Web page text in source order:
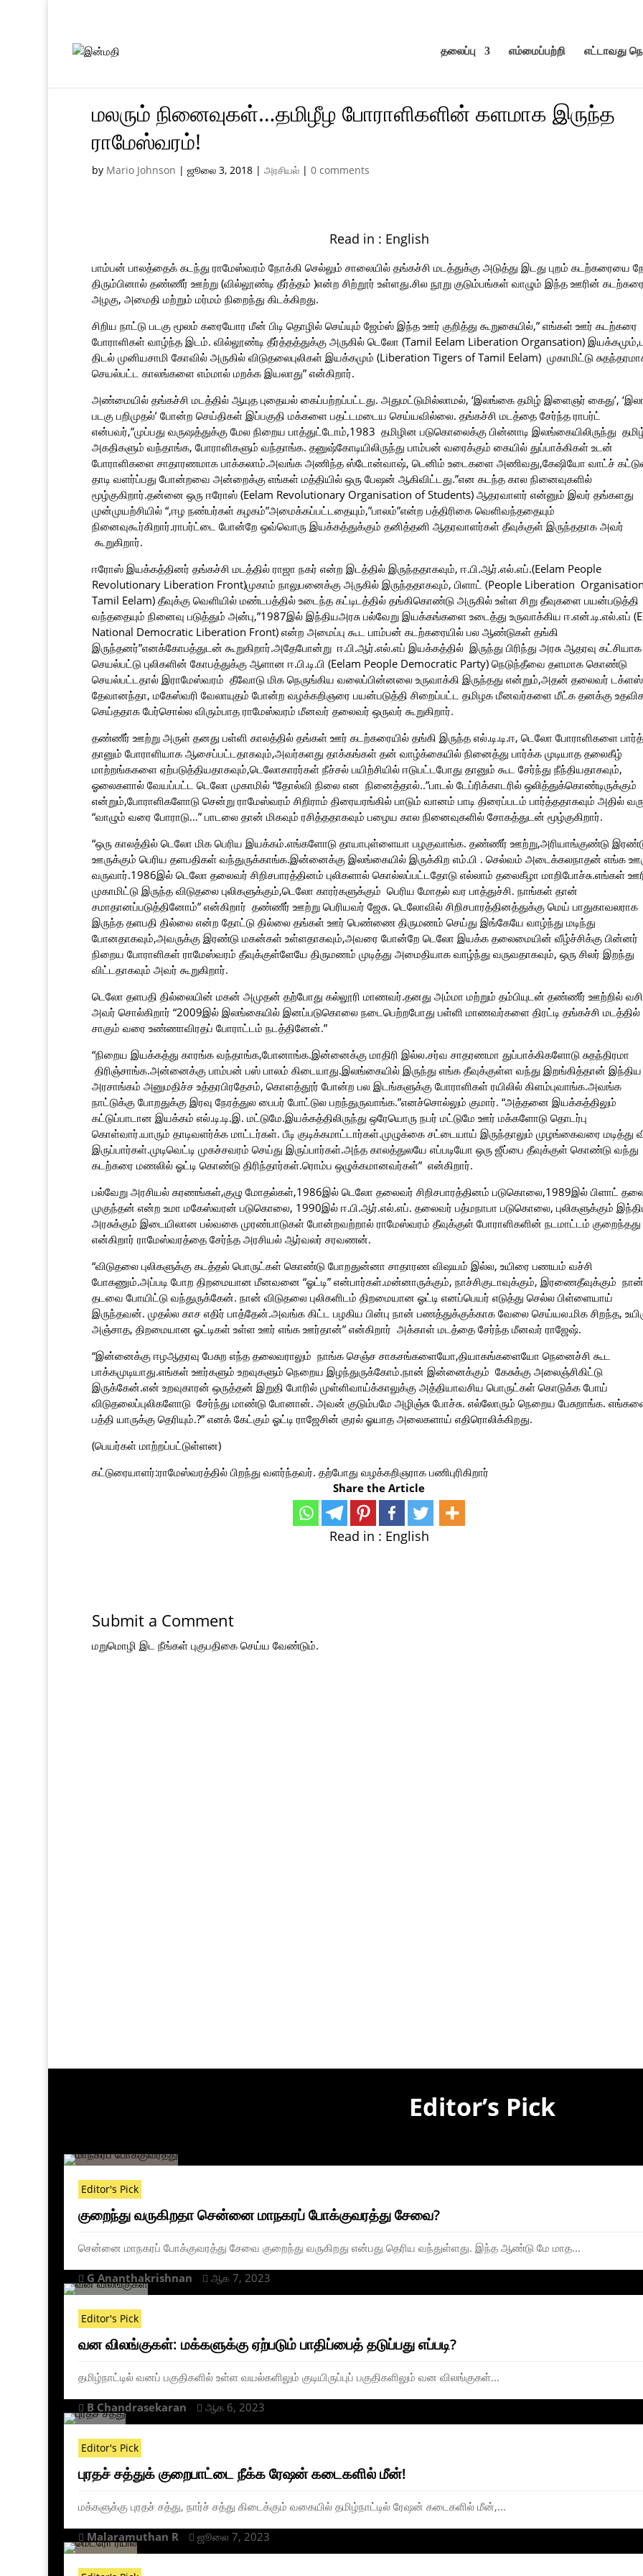
தலைப்பு எம்மைப்பற்றி எட்டாவது
மலரும் நினைவுகள்…தமிழீழ போராளிகளின் களமாக இருந்த
ராமேஸ்வரம்!
by Mario Johnson | ஜூலை 3, 2018| அரசியல்| 0 comments
Read in : English
பாம்பன் பாலத்தைக் கடந்து ராமேஸ்வரம் நோக்கி செல்லும் சாலையில் தங்கச்சி மடத்துக்கு அடுத்து இடது புறம் கடற்கரையை
திரும்பினால் தண்ணீர் ஊற்று (வில்லூண்டி தீர்த்தம் )என்ற சிற்றூர் உள்ளது.சில நூறு குடும்பங்கள் வாழும் இந்த ஊரின் கடற்கரை
அழகு, அமைதி மற்றும் மர்மம் நிறைந்து கிடக்கிறது.
சிறிய நாட்டு படகு மூலம் கரையோர மீன் பிடி தொழில் செய்யும் ஜேம்ஸ் இந்த ஊர் குறித்து கூறுகையில்,” எங்கள் ஊர் கடற்கரை
போராளிகள் வாழ்ந்த இடம். வில்லூண்டி தீர்த்தத்துக்கு அருகில் டெலோ (Tamil Eelam Liberation Organsation)
திடல் முனியசாமி கோவில் அருகில் விடுதலைபுலிகள் இயக்கமும் (Liberation Tigers of Tamil Eelam) முகாமிட்டு
செயல்பட்ட காலங்களை எம்மால் மறக்க இயலாது” என்கிறார்.
அண்மையில் தங்கச்சி மடத்தில் ஆயுத புதையல் கைப்பற்றப்பட்டது. அதுமட்டுமில்லாமல், ‘இலங்கை தமிழ் இளைஞர் கைது’,
படகு பறிமுதல்’ போன்ற செய்திகள் இப்பகுதி மக்களை பதட்டமடைய செய்யவில்லை. தங்கச்சி மடத்தை சேர்ந்த ராபர்ட்
என்பவர்,”முப்பது வருஷத்துக்கு மேல நிறைய பாத்துட்டோம்,1983 தமிழின படுகொலைக்கு பின்னாடி இலங்கையிலிருந்து
அகதிகளும் வந்தாங்க, போராளிகளும் வந்தாங்க. தனுஷ்கோடியிலிருந்து பாம்பன் வரைக்கும் கையில் துப்பாக்கிகள் உடன்
போராளிகளை சாதாரணமாக பாக்கலாம்.அவங்க அணிந்த ஸ்டோன்வாஷ், டெனிம் உடைகளை அணிவது,கேஷியோ வாட்ச்
தாடி வளர்ப்பது போன்றவை அன்றைக்கு எங்கள் மத்தியில் ஒரு பேஷன் ஆகிவிட்டது.”என கடந்த கால நினைவுகளில்
மூழ்குகிறார்.தன்னை ஒரு ஈரோஸ் (Eelam Revolutionary Organisation of Students) ஆதரவாளர் என்னும் இவர் தங்களது
முன்முயற்சியில் “,ஈழ நண்பர்கள் கழகம்”அமைக்கப்பட்டதையும்,”பாலம்”என்ற பத்திரிகை வெளிவந்ததையும்
நினைவுகூர்கிறார்.ராபர்ட்டை போன்றே ஒவ்வொரு இயக்கத்துக்கும் தனித்தனி ஆதரவாளர்கள் தீவுக்குள் இருந்ததாக அவர்
கூறுகிறார்.
ஈரோஸ் இயக்கத்தினர் தங்கச்சி மடத்தில் ராஜா நகர் என்ற இடத்தில் இருந்ததாகவும், ஈ.பி.ஆர்.எல்.எப்.(Eelam People
Revolutionary Liberation Front)முகாம் நாலுபனைக்கு அருகில் இருந்ததாகவும், பிளாட் (People Liberation
Tamil Eelam) தீவுக்கு வெளியில் மண்டபத்தில் உடைந்த கட்டிடத்தில் தங்கிகொண்டு அருகில் உள்ள சிறு தீவுகளை பயன்படுத்தி
வந்ததையும் நினைவு படுத்தும் அன்பு,”1987இல் இந்தியஅரசு பல்வேறு இயக்கங்களை உடைத்து உருவாக்கிய ஈ.என்.டி.எல்.எப்
National Democratic Liberation Front) என்ற அமைப்பு கூட பாம்பன் கடற்கரையில் பல ஆண்டுகள் தங்கி
இருந்தனர்”எனக்கோபத்துடன் கூறுகிறார்.அதேபோன்று ஈ.பி.ஆர்.எல்.எப் இயக்கத்தில் இருந்து பிரிந்து அரசு ஆதரவு கட்சியாக
செயல்பட்டு புலிகளின் கோபத்துக்கு ஆளான ஈ.பி.டி.பி (Eelam People Democratic Party) நெடுந்தீவை தளமாக கொண்டு
செயல்பட்டதால் இராமேஸ்வரம் தீவோடு மிக நெருங்கிய வலைப்பின்னலை உருவாக்கி இருந்தது என்றும்,அதன் தலைவர் டக்ளஸ்
தேவானந்தா, மகேஸ்வரி வேலாயுதம் போன்ற வழக்கறிஞரை பயன்படுத்தி சிறைப்பட்ட தமிழக மீனவர்களை மீட்க தனக்கு
செய்ததாக பேர்சொல்ல விரும்பாத ராமேஸ்வரம் மீனவர் தலைவர் ஒருவர் கூறுகிறார்.
தண்ணீர் ஊற்று அருள் தனது பள்ளி காலத்தில் தங்கள் ஊர் கடற்கரையில் தங்கி இருந்த எல்.டி.டி.ஈ, டெலோ போராளிகளை
தானும் போராளியாக ஆசைப்பட்டதாகவும்,அவர்களது தாக்கங்கள் தன் வாழ்க்கையில் நினைத்து பார்க்க முடியாத தலைகீழ்
மாற்றங்ககளை ஏற்படுத்தியதாகவும்,டெலோகாரர்கள்நீச்சல் பயிற்சியில் ஈடுபட்டபோது தானும் கூட சேர்ந்து நீந்தியதாகவும்,
ஓலைகளால் வேயப்பட்ட டெலோ முகாமில் “தோல்வி நிலை என நினைத்தால்..”பாடல் டேப்ரிக்காடரில் ஒலித்துக்கொண்டிருக்கும்
என்றும்,போராளிகளோடு சென்று ராமேஸ்வரம் சிறிராம் திரையரங்கில் பாடும் வானம் பாடி திரைப்படம் பார்த்ததாகவும் அதில்
“வாழும் வரை போராடு…” பாடலை தான் மிகவும் ரசித்ததாகவும் பழைய கால நினைவுகளில் சோகத்துடன் மூழ்குகிறார்.
“ஒரு காலத்தில் டெலோ மிக பெரிய இயக்கம்.எங்களோடு தாயாபுள்ளையா பழகுவாங்க. தண்ணீர் ஊற்று,அரியாங்குண்டு
ஊருக்கும் பெரிய தளபதிகள் வந்துருக்காங்க.இன்னைக்கு இலங்கையில் இருக்கிற எம்.பி . செல்வம் அடைக்கலநாதன் எங்க
வருவார்.1986இல் டெலோ தலைவர் சிறிசபாரத்தினம் புலிகளால் கொல்லப்பட்டதோடு எல்லாம் தலைகீழா மாறிபோச்சு.எங்கள்
முகாமிட்டு இருந்த விடுதலை புலிகளுக்கும்,டெலோ காரர்களுக்கும் பெரிய மோதல் வர பாத்துச்சி. நாங்கள் தான்
சமாதானப்படுத்தினோம்” என்கிறார் தண்ணீர் ஊற்று பெரியவர் ஜேசு. டெலோவில் சிறிசபாரத்தினத்துக்கு மெய் பாதுகாவலராக
இருந்த தளபதி தில்லை என்ற தோட்டு தில்லை தங்கள் ஊர் பெண்ணை திருமணம் செய்து இங்கேயே வாழ்ந்து மடிந்து
போனதாகவும்,அவருக்கு இரண்டு மகன்கள் உள்ளதாகவும்,அவரை போன்றே டெலோ இயக்க தலைமையின் வீழ்ச்சிக்கு பின்னர்
நிறைய போராளிகள் ராமேஸ்வரம் தீவுக்குள்ளேயே திருமணம் முடித்து அமைதியாக வாழ்ந்து வருவதாகவும், ஒரு சிலர் இறந்து
விட்டதாகவும் அவர் கூறுகிறார்.
டெலோ தளபதி தில்லையின் மகன் அமுதன் தற்போது கல்லூரி மாணவர்.தனது அம்மா மற்றும் தம்பியுடன் தண்ணீர் ஊற்றில்
அவர் சொல்கிறார் “2009இல் இலங்கையில் இனப்படுகொலை நடைபெற்றபோது பள்ளி மாணவர்களை திரட்டி தங்கச்சி மடத்தில்
சாகும் வரை உண்ணாவிரதப் போராட்டம் நடத்தினேன்.”
“நிறைய இயக்கத்து காரங்க வந்தாங்க,போனாங்க.இன்னைக்கு மாதிரி இல்ல.சர்வ சாதரணமா துப்பாக்கிகளோடு சுதந்திரமா
திரிஞ்சாங்க.அன்னைக்கு பாம்பன் பஸ் பாலம் கிடையாது.இலங்கையில் இருந்து எங்க தீவுக்குள்ள வந்து இறங்கித்தான் இந்திய
அரசாங்கம் அனுமதிச்ச உத்தரபிரதேசம், கொளத்தூர் போன்ற பல இடங்களுக்கு போராளிகள் ரயிலில் கிளம்புவாங்க.அவங்க
நாட்டுக்கு போறதுக்கு இரவு நேரத்துல பைபர் போட்டுல பறந்துருவாங்க.”எனச்சொல்லும் குமார். “அத்தனை இயக்கத்திலும்
கட்டுப்பாடான இயக்கம் எல்.டி.டி.இ. மட்டுமே.இயக்கத்திலிருந்து ஒரேயொரு நபர் மட்டுமே ஊர் மக்களோடு தொடர்பு
கொள்வார்.யாரும் தாடிவளர்க்க மாட்டர்கள். பீடி குடிக்கமாட்டார்கள்.முழுக்கை சட்டையாய் இருந்தாலும் முழங்கைவரை மடித்து
இருப்பார்கள்.முடிவெட்டி முகச்சவரம் செய்து இருப்பார்கள்.அந்த காலத்துலயே எப்படியோ ஒரு ஜீப்பை தீவுக்குள் கொண்டு வந்து
கடற்கரை மணலில் ஓட்டி கொண்டு திரிந்தார்கள்.ரொம்ப ஒழுக்கமானவர்கள்” என்கிறார்.
பல்வேறு அரசியல் கரணங்கள்,குழு மோதல்கள்,1986இல் டெலோ தலைவர் சிறிசபாரத்தினம் படுகொலை,1989இல் பிளாட்
முகுந்தன் என்ற உமா மகேஸ்வரன் படுகொலை, 1990இல் ஈ.பி.ஆர்.எல்.எப். தலைவர் பத்மநாபா படுகொலை, புலிகளுக்கும்
அரசுக்கும் இடையிலான பல்வகை முரண்பாடுகள் போன்றவற்றால் ராமேஸ்வரம் தீவுக்குள் போராளிகளின் நடமாட்டம் குறைந்தது
என்கிறார் ராமேஸ்வரத்தை சேர்ந்த அரசியல் ஆர்வலர் சரவணன்.
“விடுதலை புலிகளுக்கு கடத்தல் பொருட்கள் கொண்டு போறதுன்னா சாதாரண விஷயம் இல்ல, உயிரை பணயம் வச்சி
போகணும்.அப்படி போற திறமையான மீனவனை “ஓட்டி” என்பார்கள்.மன்னாருக்கும், நாச்சிகுடாவுக்கும், இரணைதீவுக்கும்
தடவை போயிட்டு வந்துருக்கேன். நான் விடுதலை புலிகளிடம் திறமையான ஓட்டி எனப்பெயர் எடுத்து செல்ல பிள்ளையாய்
இருந்தவன். முதல்ல காச எதிர் பாத்தேன்.அவங்க கிட்ட பழகிய பின்பு நான் பணத்துக்குக்காக வேலை செய்யல.மிக சிறந்த,
அஞ்சாத, திறமையான ஓட்டிகள் உள்ள ஊர் எங்க ஊர்தான்” என்கிறார் அக்காள் மடத்தை சேர்ந்த மீனவர் ராஜேஷ்.
“இன்னைக்கு ஈழஆதரவு பேசுற எந்த தலைவராலும் நாங்க செஞ்ச சாகசங்களையோ,தியாகங்களையோ நெனைச்சி கூட
பாக்கமுடியாது.எங்கள் ஊர்களும் உறவுகளும் நெறைய இழந்துருக்கோம்.நான் இன்னைக்கும் கேசுக்கு அலைஞ்சிகிட்டு
இருக்கேன்.என் உறவுகாரன் ஒருத்தன் இறுதி போரில் முள்ளிவாய்க்காலுக்கு அத்தியாவசிய பொருட்கள் கொடுக்க போய்
விடுதலைப்புலிகளோடு சேர்ந்து மாண்டு போனான். அவன் குடும்பமே அழிஞ்சு போச்சு. எல்லோரும் நெறைய பேசுறாங்க.
பத்தி யாருக்கு தெரியும்.?” எனக் கேட்கும் ஓட்டி ராஜேசின் குரல் ஓயாத அலைகளாய் எதிரொலிக்கிறது.
(பெயர்கள் மாற்றப்பட்டுள்ளன)
கட்டுரையாளர்:ராமேஸ்வரத்தில் பிறந்து வளர்ந்தவர். தற்போது வழக்கறிஞராக பணிபுரிகிறார்
Share the Article
Read in : English
Submit a Comment
மறுமொழி இட நீங்கள் புகுபதிகைசெய்ய வேண்டும்.
Editor’s Pick
Editor's Pick
குறைந்து வருகிறதா சென்னை மாநகரப் போக்குவரத்து சேவை?
சென்னை மாநகரப் போக்குவரத்து சேவை குறைந்து வருகிறது என்பது தெரிய வந்துள்ளது. இந்த ஆண்டு மே மாத...
 G Ananthakrishnan  ஆக 7, 2023
Editor's Pick
வன விலங்குகள்: மக்களுக்கு ஏற்படும் பாதிப்பைத் தடுப்பது எப்படி?
தமிழ்நாட்டில் வனப் பகுதிகளில் உள்ள வயல்களிலும் குடியிருப்புப் பகுதிகளிலும் வன விலங்குகள்...
 B Chandrasekaran  ஆக 6, 2023
Editor's Pick
புரதச் சத்துக் குறைபாட்டை நீக்க ரேஷன் கடைகளில் மீன்!
மக்களுக்கு புரதச் சத்து, நார்ச் சத்து கிடைக்கும் வகையில் தமிழ்நாட்டில் ரேஷன் கடைகளில் மீன்,...
 Malaramuthan R  ஜூலை 7, 2023